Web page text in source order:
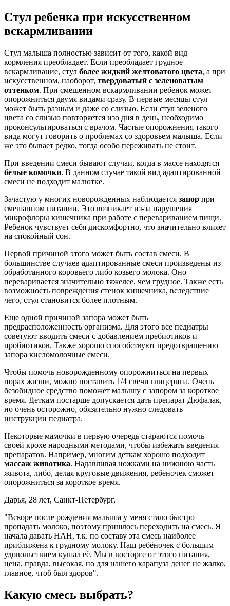
Стул ребенка при искусственном
вскармливании
Стул малыша полностью зависит от того, какой вид
кормления преобладает. Если преобладает грудное
вскармливание, стул более жидкий желтоватого цвета, а при
искусственном, наоборот, твердоватый с зеленоватым
оттенком. При смешенном вскармливании ребенок может
опорожниться двумя видами сразу. В первые месяцы стул
может быть разным и даже со слизью. Если стул зеленого
цвета со слизью повторяется изо дня в день, необходимо
проконсультироваться с врачом. Частые опорожнения такого
вида могут говорить о проблемах со здоровьем малыша. Если
же это бывает редко, тогда особо переживать не стоит.
При введении смеси бывают случаи, когда в массе находятся
белые комочки. В данном случае такой вид адаптированной
смеси не подходит малютке.
Зачастую у многих новорожденных наблюдается запор при
смешанном питании. Это возникает из-за нарушения
микрофлоры кишечника при работе с перевариванием пищи.
Ребенок чувствует себя дискомфортно, что значительно влияет
на спокойный сон.
Первой причиной этого может быть состав смеси. В
большинстве случаев адаптированные смеси произведены из
обработанного коровьего либо козьего молока. Оно
переваривается значительно тяжелее, чем грудное. Также есть
возможность повреждения стенок кишечника, вследствие
чего, стул становится более плотным.
Еще одной причиной запора может быть
предрасположенность организма. Для этого все педиатры
советуют вводить смеси с добавлением пребиотиков и
пробиотиков. Также хорошо способствуют предотвращению
запора кисломолочные смеси.
Чтобы помочь новорожденному опорожниться на первых
порах жизни, можно поставить 1/4 свечи глицерина. Очень
безобидное средство поможет малышу с запором за короткое
время. Деткам постарше допускается дать препарат Дюфалак,
но очень осторожно, обязательно нужно следовать
инструкции педиатра.
Некоторые мамочки в первую очередь стараются помочь
своей крохе народными методами, чтобы избежать введения
препаратов. Например, многим деткам хорошо подходит
массаж животика. Надавливая ножками на нижнюю часть
живота, либо, делая круговые движения, ребеночек сможет
опорожниться за короткое время.
Дарья, 28 лет, Санкт-Петербург,
"Вскоре после рождения малыша у меня стало быстро
пропадать молоко, поэтому пришлось переходить на смесь. Я
начала давать НАН, т.к. по составу эта смесь наиболее
приближена к грудному молоку. Наш ребёночек с большим
удовольствием кушал её. Мы в восторге от этого питания,
цена, правда, высокая, но для нашего карапуза денег не жалко,
главное, чтоб был здоров".
Какую смесь выбрать?